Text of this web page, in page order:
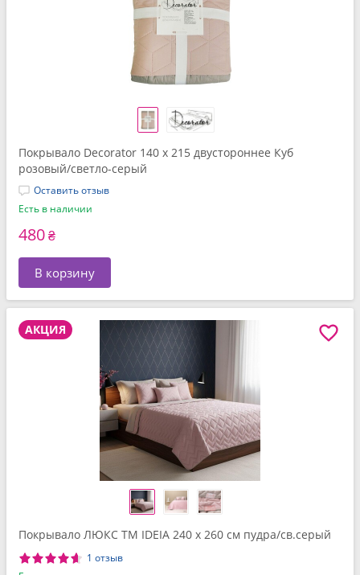
Покрывало Decorator 140 x 215 двустороннее Куб
розовый/светло-серый
Оставить отзыв
Есть в наличии
480₴
В корзину
АКЦИЯ
Покрывало ЛЮКС TM IDEIA 240 x 260 см пудра/св.серый
1 отзыв